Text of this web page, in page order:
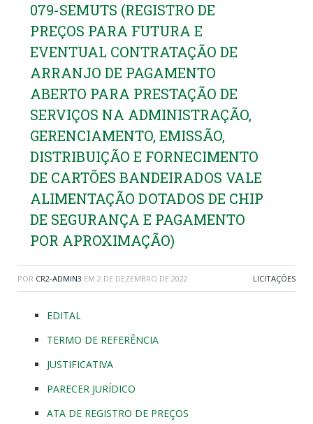
079-SEMUTS (REGISTRO DE
PREÇOS PARA FUTURA E
EVENTUAL CONTRATAÇÃO DE
ARRANJO DE PAGAMENTO
ABERTO PARA PRESTAÇÃO DE
SERVIÇOS NA ADMINISTRAÇÃO,
GERENCIAMENTO, EMISSÃO,
DISTRIBUIÇÃO E FORNECIMENTO
DE CARTÕES BANDEIRADOS VALE
ALIMENTAÇÃO DOTADOS DE CHIP
DE SEGURANÇA E PAGAMENTO
POR APROXIMAÇÃO)
POR CR2-ADMIN3 EM 2 DE DEZEMBRO DE 2022 LICITAÇÕES
EDITAL
TERMO DE REFERÊNCIA
JUSTIFICATIVA
PARECER JURÍDICO
ATA DE REGISTRO DE PREÇOS